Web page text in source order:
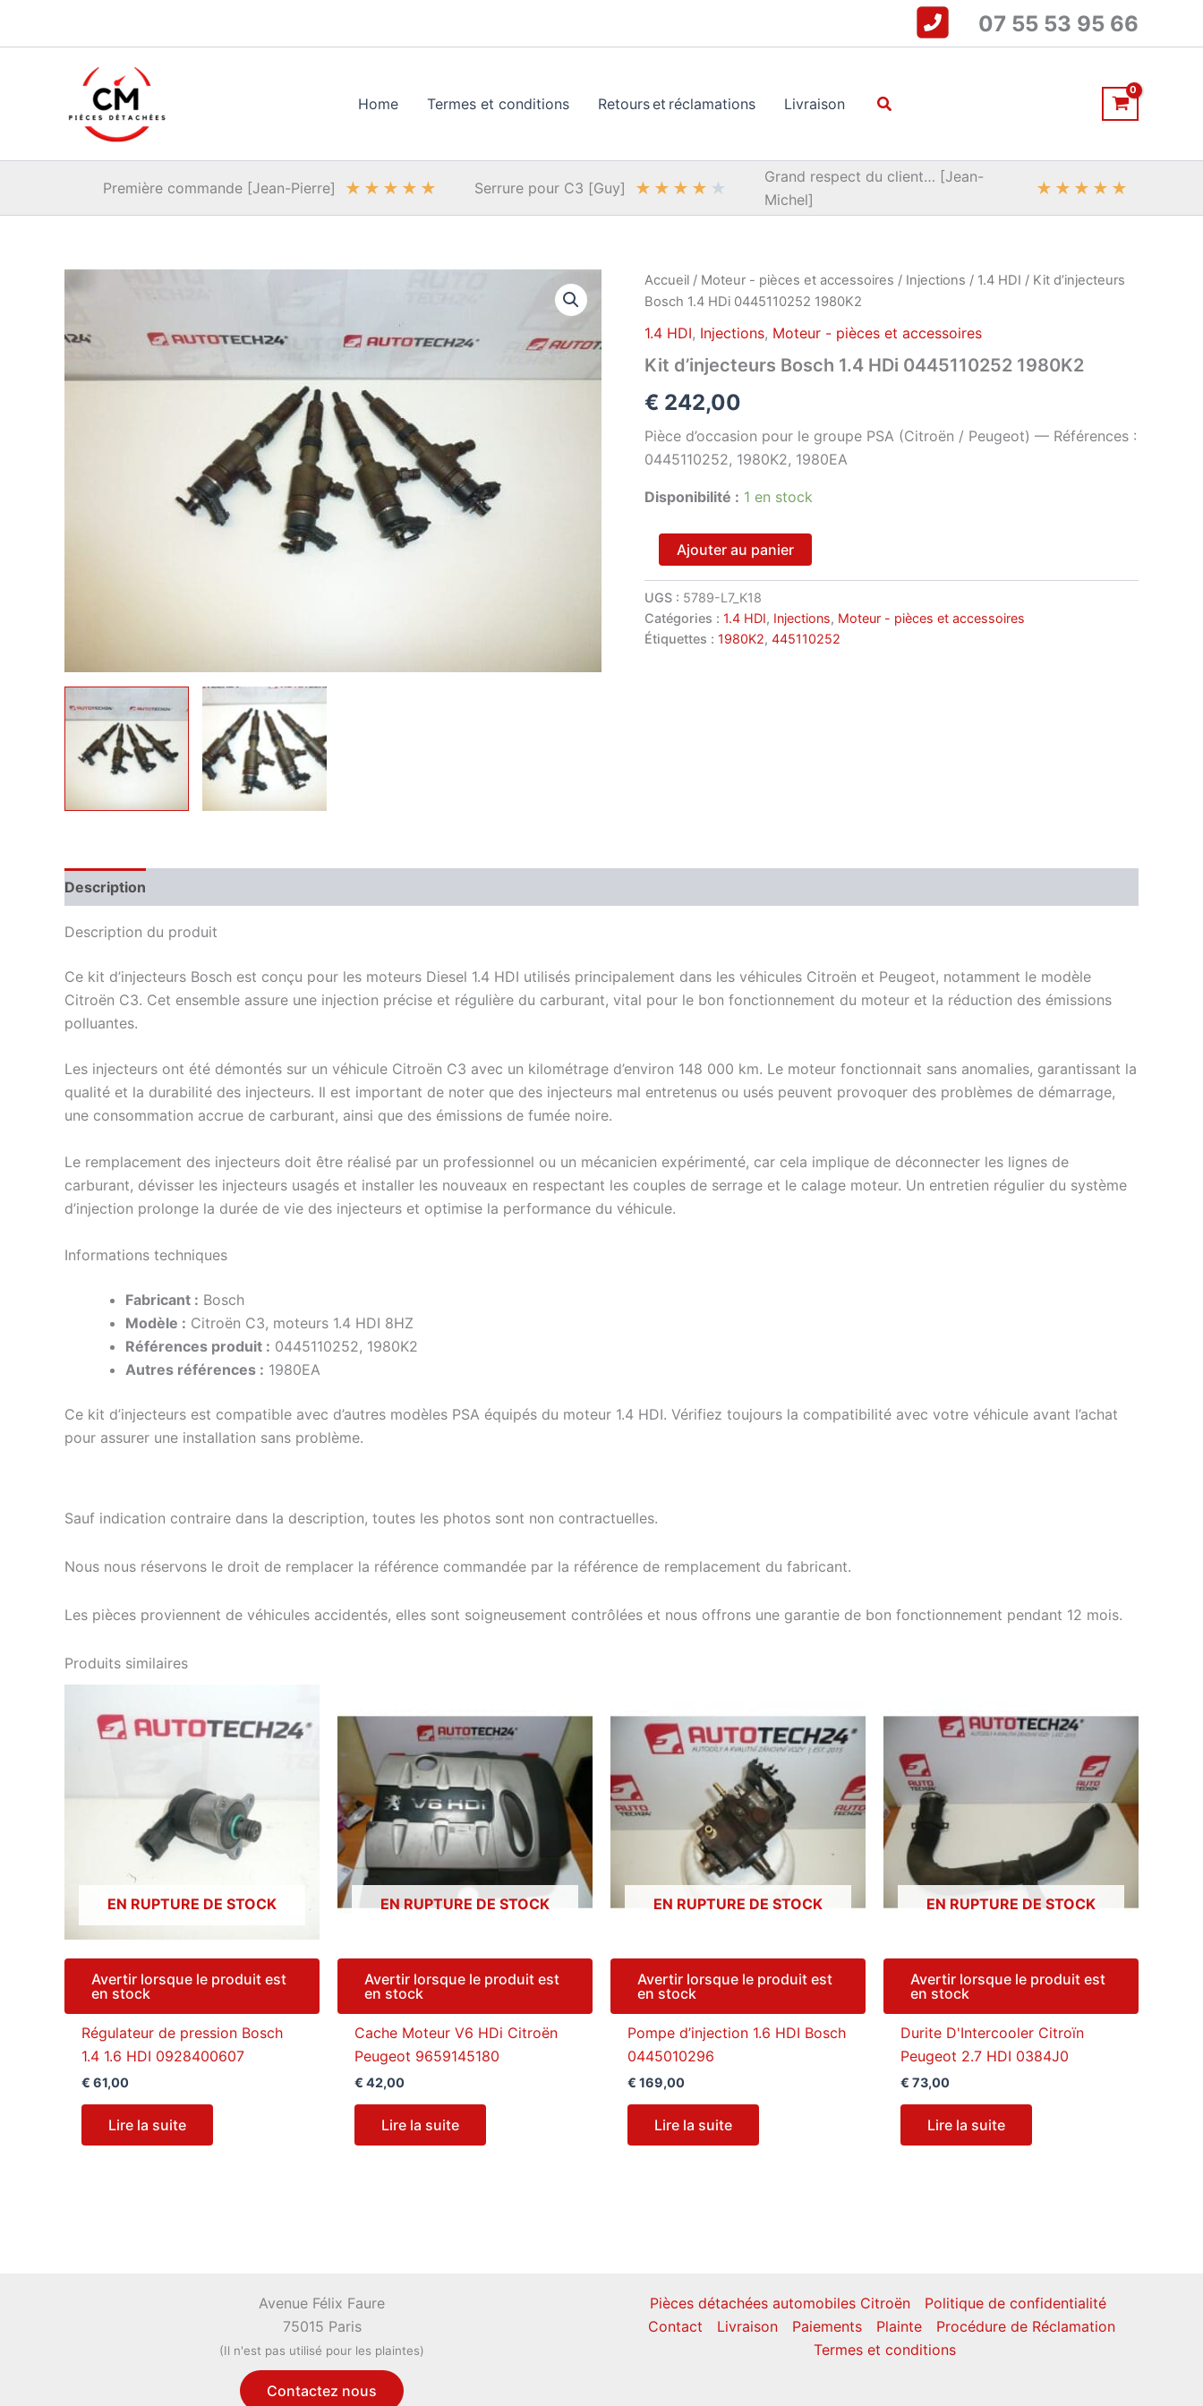
07 55 53 95 66
Home Termes et conditions Retours et réclamations Livraison Rechercher
Première commande [Jean-Pierre] ★ ★ ★ ★ ★ Serrure pour C3 [Guy] ★ ★ ★ ★ ★
Grand respect du client… [Jean-
Michel]
★ ★ ★ ★ ★
Accueil / Moteur - pièces et accessoires / Injections / 1.4 HDI / Kit d’injecteurs
Bosch 1.4 HDi 0445110252 1980K2
1.4 HDI, Injections, Moteur - pièces et accessoires
Kit d’injecteurs Bosch 1.4 HDi 0445110252 1980K2
€ 242,00
Pièce d’occasion pour le groupe PSA (Citroën / Peugeot) — Références :
0445110252, 1980K2, 1980EA
Disponibilité : 1 en stock
quantité
Kit
d'injecteurs
Bosch
1.4
HDi
Ajouter au panier
UGS : 5789-L7_K18
Catégories : 1.4 HDI, Injections, Moteur - pièces et accessoires
Étiquettes : 1980K2, 445110252
Description
Description du produit
Ce kit d’injecteurs Bosch est conçu pour les moteurs Diesel 1.4 HDI utilisés principalement dans les véhicules Citroën et Peugeot, notamment le modèle
Citroën C3. Cet ensemble assure une injection précise et régulière du carburant, vital pour le bon fonctionnement du moteur et la réduction des émissions
polluantes.
Les injecteurs ont été démontés sur un véhicule Citroën C3 avec un kilométrage d’environ 148 000 km. Le moteur fonctionnait sans anomalies, garantissant la
qualité et la durabilité des injecteurs. Il est important de noter que des injecteurs mal entretenus ou usés peuvent provoquer des problèmes de démarrage,
une consommation accrue de carburant, ainsi que des émissions de fumée noire.
Le remplacement des injecteurs doit être réalisé par un professionnel ou un mécanicien expérimenté, car cela implique de déconnecter les lignes de
carburant, dévisser les injecteurs usagés et installer les nouveaux en respectant les couples de serrage et le calage moteur. Un entretien régulier du système
d’injection prolonge la durée de vie des injecteurs et optimise la performance du véhicule.
Informations techniques
Fabricant : Bosch
Modèle : Citroën C3, moteurs 1.4 HDI 8HZ
Références produit : 0445110252, 1980K2
Autres références : 1980EA
Ce kit d’injecteurs est compatible avec d’autres modèles PSA équipés du moteur 1.4 HDI. Vérifiez toujours la compatibilité avec votre véhicule avant l’achat
pour assurer une installation sans problème.
Sauf indication contraire dans la description, toutes les photos sont non contractuelles.
Nous nous réservons le droit de remplacer la référence commandée par la référence de remplacement du fabricant.
Les pièces proviennent de véhicules accidentés, elles sont soigneusement contrôlées et nous offrons une garantie de bon fonctionnement pendant 12 mois.
Produits similaires
EN RUPTURE DE STOCK
Avertir lorsque le produit est
en stock
Régulateur de pression Bosch
1.4 1.6 HDI 0928400607
€ 61,00
Lire la suite
EN RUPTURE DE STOCK
Avertir lorsque le produit est
en stock
Cache Moteur V6 HDi Citroën
Peugeot 9659145180
€ 42,00
Lire la suite
EN RUPTURE DE STOCK
Avertir lorsque le produit est
en stock
Pompe d’injection 1.6 HDI Bosch
0445010296
€ 169,00
Lire la suite
EN RUPTURE DE STOCK
Avertir lorsque le produit est
en stock
Durite D'Intercooler Citroïn
Peugeot 2.7 HDI 0384J0
€ 73,00
Lire la suite
Avenue Félix Faure
75015 Paris
(Il n'est pas utilisé pour les plaintes)
Contactez nous
Pièces détachées automobiles Citroën
Politique de confidentialité
Contact
Livraison Paiements Plainte
Procédure de Réclamation
Termes et conditions